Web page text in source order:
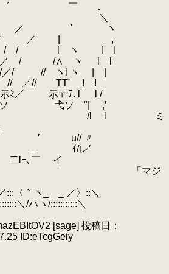
､
＼
' ヽ
／ | ,
/ l ヽ l l
/∧ ヽ l l
ヽl ヽ | |
//￣￣TT' ! !
示〒ﾃ､l l /
弋ソ "| ,′
/l l ミ
′ u// 〃
ｲ/レ′
イ
マジ
_ ／〉::＼
/:::::::::::＼
[sage] 投稿日：
ID:eTcgGeiy